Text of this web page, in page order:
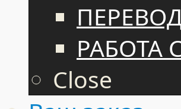
РАБОТА
Close